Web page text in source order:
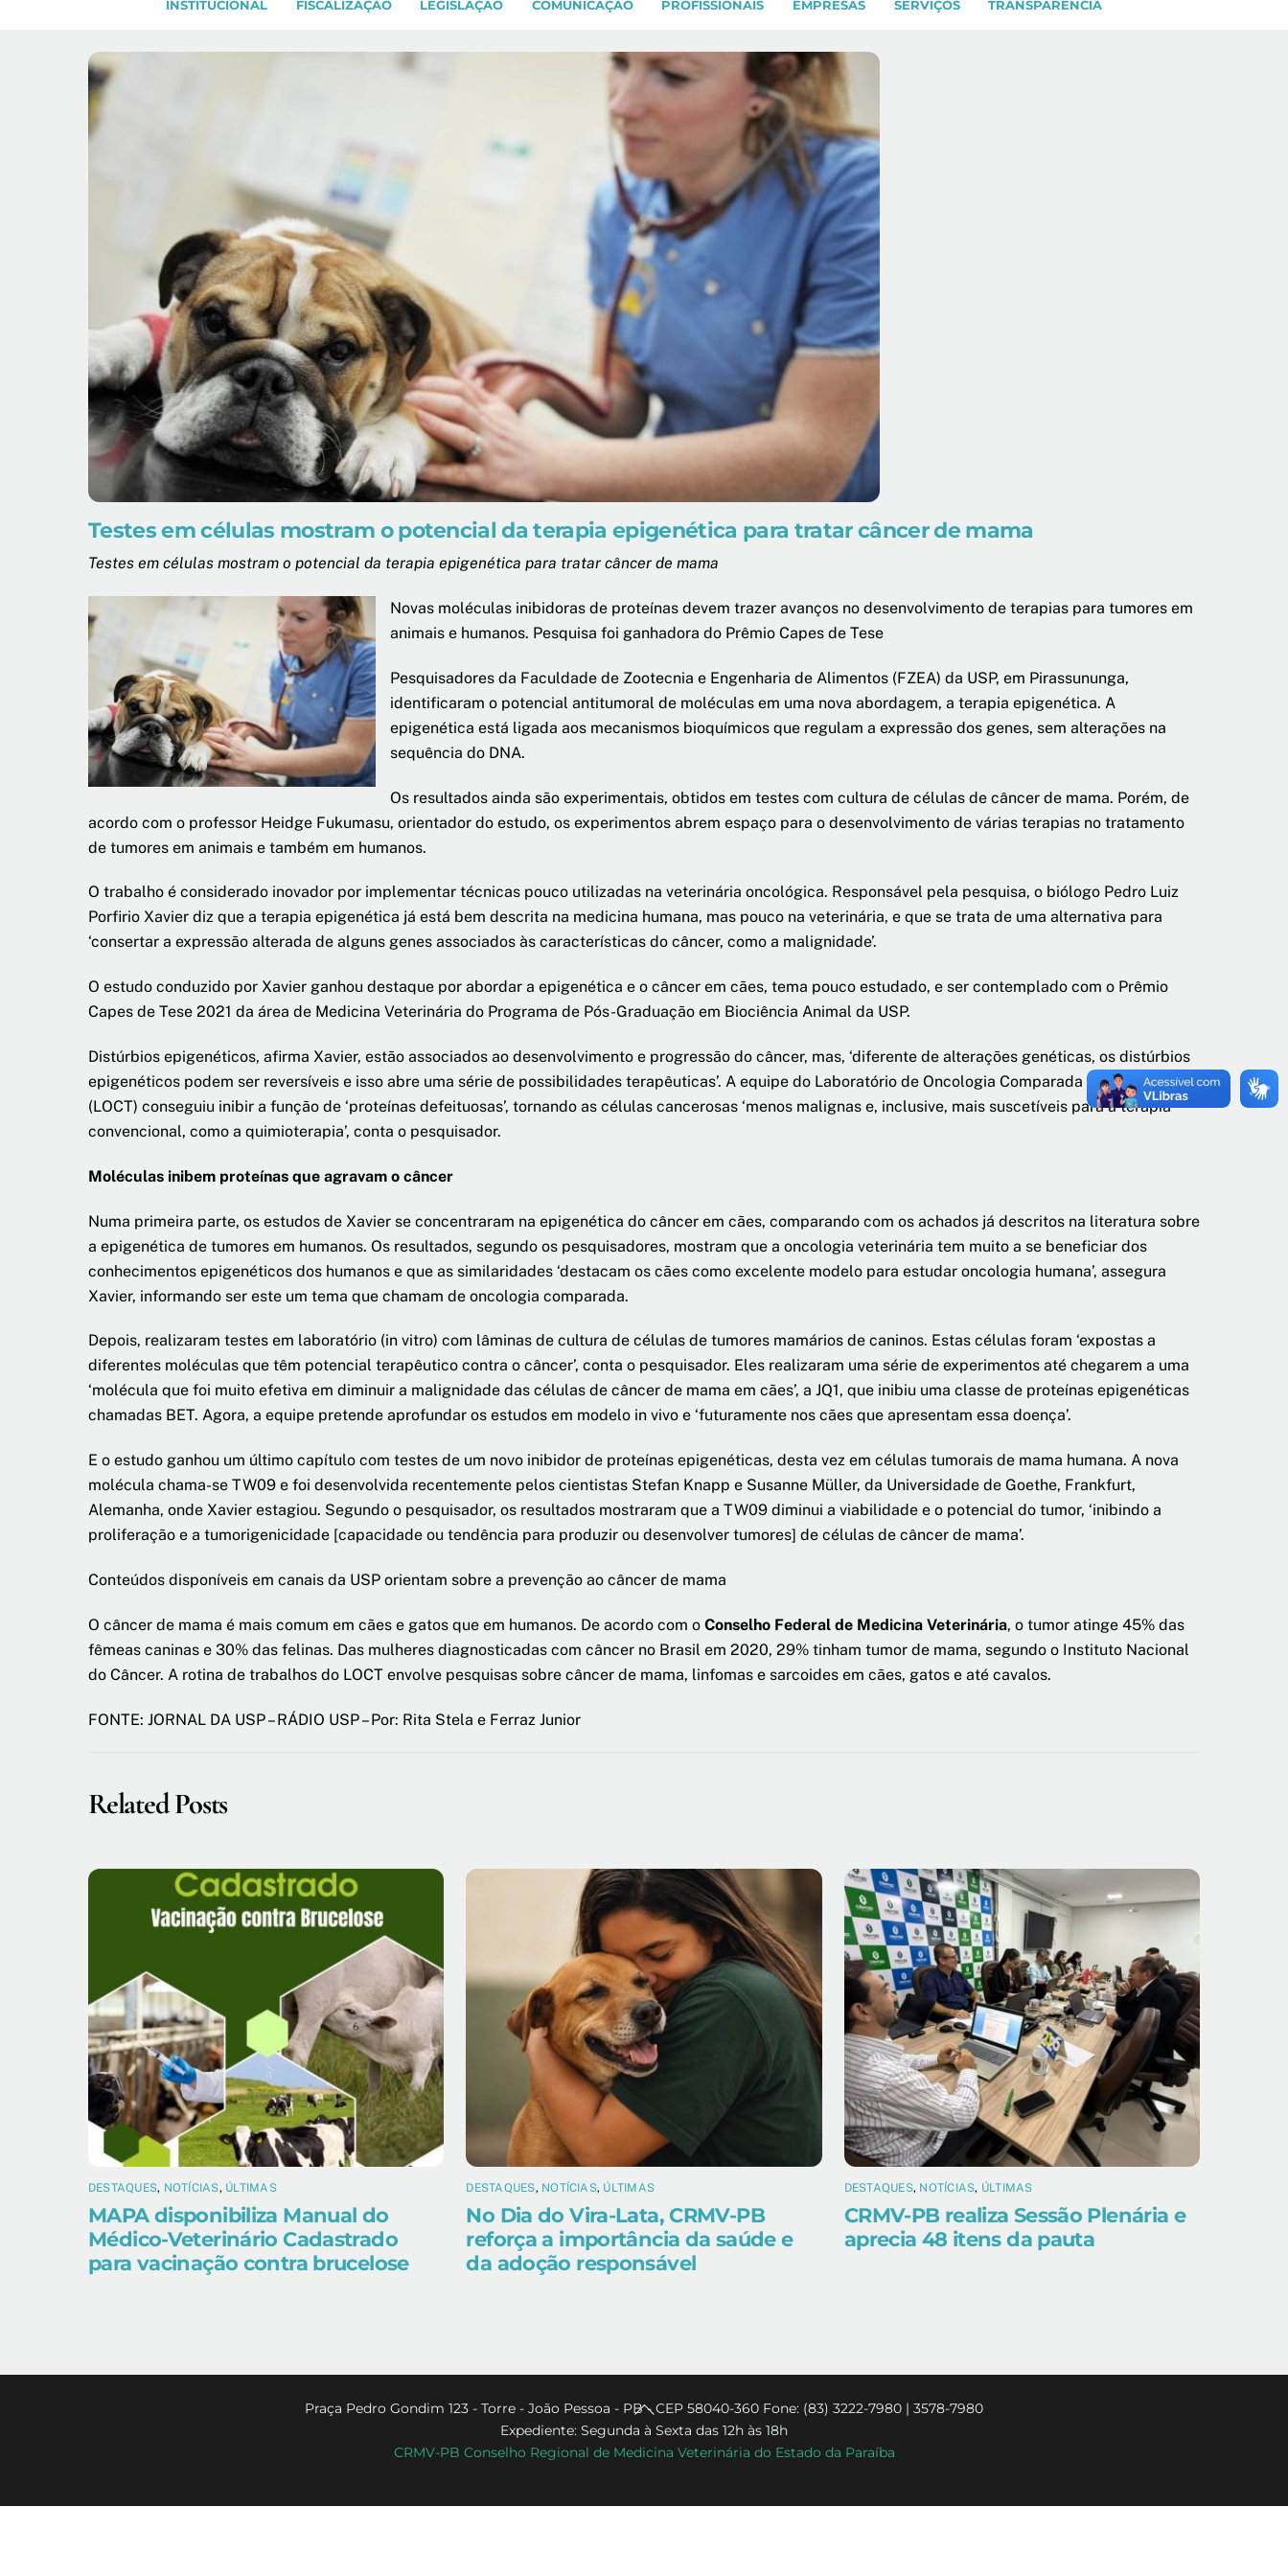
INSTITUCIONAL FISCALIZAÇÃO LEGISLAÇÃO COMUNICAÇÃO PROFISSIONAIS EMPRESAS SERVIÇOS TRANSPARÊNCIA
Testes em células mostram o potencial da terapia epigenética para tratar câncer de mama
Testes em células mostram o potencial da terapia epigenética para tratar câncer de mama
Novas moléculas inibidoras de proteínas devem trazer avanços no desenvolvimento de terapias para tumores em
animais e humanos. Pesquisa foi ganhadora do Prêmio Capes de Tese
Pesquisadores da Faculdade de Zootecnia e Engenharia de Alimentos (FZEA) da USP, em Pirassununga,
identificaram o potencial antitumoral de moléculas em uma nova abordagem, a terapia epigenética. A
epigenética está ligada aos mecanismos bioquímicos que regulam a expressão dos genes, sem alterações na
sequência do DNA.
Os resultados ainda são experimentais, obtidos em testes com cultura de células de câncer de mama. Porém, de
acordo com o professor Heidge Fukumasu, orientador do estudo, os experimentos abrem espaço para o desenvolvimento de várias terapias no tratamento
de tumores em animais e também em humanos.
O trabalho é considerado inovador por implementar técnicas pouco utilizadas na veterinária oncológica. Responsável pela pesquisa, o biólogo Pedro Luiz
Porfirio Xavier diz que a terapia epigenética já está bem descrita na medicina humana, mas pouco na veterinária, e que se trata de uma alternativa para
‘consertar a expressão alterada de alguns genes associados às características do câncer, como a malignidade’.
O estudo conduzido por Xavier ganhou destaque por abordar a epigenética e o câncer em cães, tema pouco estudado, e ser contemplado com o Prêmio
Capes de Tese 2021 da área de Medicina Veterinária do Programa de Pós-Graduação em Biociência Animal da USP.
Distúrbios epigenéticos, afirma Xavier, estão associados ao desenvolvimento e progressão do câncer, mas, ‘diferente de alterações genéticas, os distúrbios
epigenéticos podem ser reversíveis e isso abre uma série de possibilidades terapêuticas’. A equipe do Laboratório de Oncologia Comparada e Translacional
(LOCT) conseguiu inibir a função de ‘proteínas defeituosas’, tornando as células cancerosas ‘menos malignas e, inclusive, mais suscetíveis para a terapia
convencional, como a quimioterapia’, conta o pesquisador.
Moléculas inibem proteínas que agravam o câncer
Numa primeira parte, os estudos de Xavier se concentraram na epigenética do câncer em cães, comparando com os achados já descritos na literatura sobre
a epigenética de tumores em humanos. Os resultados, segundo os pesquisadores, mostram que a oncologia veterinária tem muito a se beneficiar dos
conhecimentos epigenéticos dos humanos e que as similaridades ‘destacam os cães como excelente modelo para estudar oncologia humana’, assegura
Xavier, informando ser este um tema que chamam de oncologia comparada.
Depois, realizaram testes em laboratório (in vitro) com lâminas de cultura de células de tumores mamários de caninos. Estas células foram ‘expostas a
diferentes moléculas que têm potencial terapêutico contra o câncer’, conta o pesquisador. Eles realizaram uma série de experimentos até chegarem a uma
‘molécula que foi muito efetiva em diminuir a malignidade das células de câncer de mama em cães’, a JQ1, que inibiu uma classe de proteínas epigenéticas
chamadas BET. Agora, a equipe pretende aprofundar os estudos em modelo in vivo e ‘futuramente nos cães que apresentam essa doença’.
E o estudo ganhou um último capítulo com testes de um novo inibidor de proteínas epigenéticas, desta vez em células tumorais de mama humana. A nova
molécula chama-se TW09 e foi desenvolvida recentemente pelos cientistas Stefan Knapp e Susanne Müller, da Universidade de Goethe, Frankfurt,
Alemanha, onde Xavier estagiou. Segundo o pesquisador, os resultados mostraram que a TW09 diminui a viabilidade e o potencial do tumor, ‘inibindo a
proliferação e a tumorigenicidade [capacidade ou tendência para produzir ou desenvolver tumores] de células de câncer de mama’.
Conteúdos disponíveis em canais da USP orientam sobre a prevenção ao câncer de mama
O câncer de mama é mais comum em cães e gatos que em humanos. De acordo com o Conselho Federal de Medicina Veterinária, o tumor atinge 45% das
fêmeas caninas e 30% das felinas. Das mulheres diagnosticadas com câncer no Brasil em 2020, 29% tinham tumor de mama, segundo o Instituto Nacional
do Câncer. A rotina de trabalhos do LOCT envolve pesquisas sobre câncer de mama, linfomas e sarcoides em cães, gatos e até cavalos.
FONTE: JORNAL DA USP – RÁDIO USP – Por: Rita Stela e Ferraz Junior
Related Posts
DESTAQUES, NOTÍCIAS, ÚLTIMAS
MAPA disponibiliza Manual do
Médico-Veterinário Cadastrado
para vacinação contra brucelose
DESTAQUES, NOTÍCIAS, ÚLTIMAS
No Dia do Vira-Lata, CRMV-PB
reforça a importância da saúde e
da adoção responsável
DESTAQUES, NOTÍCIAS, ÚLTIMAS
CRMV-PB realiza Sessão Plenária e
aprecia 48 itens da pauta
Back
To
Top
Praça Pedro Gondim 123 - Torre - João Pessoa - PB - CEP 58040-360 Fone: (83) 3222-7980 | 3578-7980
Expediente: Segunda à Sexta das 12h às 18h
CRMV-PB Conselho Regional de Medicina Veterinária do Estado da Paraíba